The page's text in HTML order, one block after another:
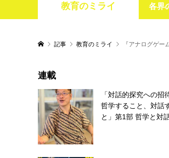
教育のミライ 各界
記事 教育のミライ 『アナログゲー
連載
「対話的探究への
哲学すること、対話
と」第1部 哲学と対